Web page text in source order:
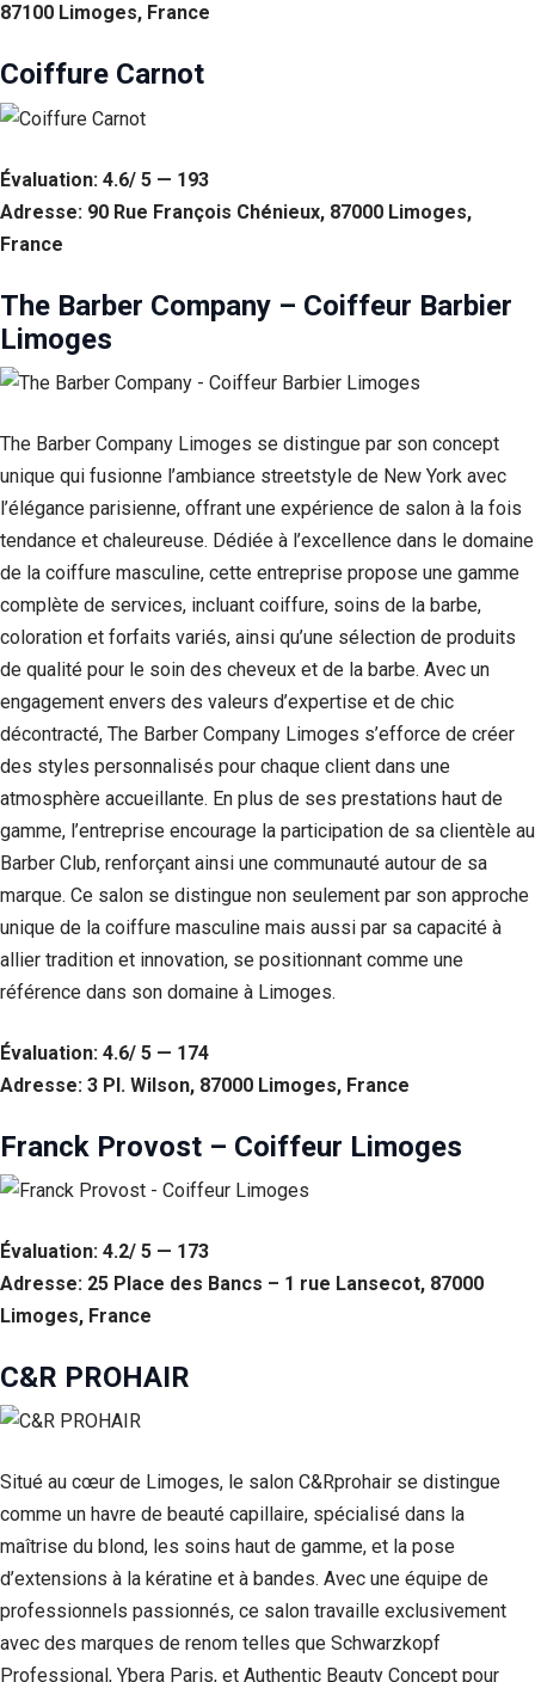
87100 Limoges, France
Coiffure Carnot
Évaluation: 4.6/ 5 — 193
Adresse: 90 Rue François Chénieux, 87000 Limoges,
France
The Barber Company – Coiffeur Barbier
Limoges
The Barber Company Limoges se distingue par son concept
unique qui fusionne l’ambiance streetstyle de New York avec
l’élégance parisienne, offrant une expérience de salon à la fois
tendance et chaleureuse. Dédiée à l’excellence dans le domaine
de la coiffure masculine, cette entreprise propose une gamme
complète de services, incluant coiffure, soins de la barbe,
coloration et forfaits variés, ainsi qu’une sélection de produits
de qualité pour le soin des cheveux et de la barbe. Avec un
engagement envers des valeurs d’expertise et de chic
décontracté, The Barber Company Limoges s’efforce de créer
des styles personnalisés pour chaque client dans une
atmosphère accueillante. En plus de ses prestations haut de
gamme, l’entreprise encourage la participation de sa clientèle au
Barber Club, renforçant ainsi une communauté autour de sa
marque. Ce salon se distingue non seulement par son approche
unique de la coiffure masculine mais aussi par sa capacité à
allier tradition et innovation, se positionnant comme une
référence dans son domaine à Limoges.
Évaluation: 4.6/ 5 — 174
Adresse: 3 Pl. Wilson, 87000 Limoges, France
Franck Provost – Coiffeur Limoges
Évaluation: 4.2/ 5 — 173
Adresse: 25 Place des Bancs – 1 rue Lansecot, 87000
Limoges, France
C&R PROHAIR
Situé au cœur de Limoges, le salon C&Rprohair se distingue
comme un havre de beauté capillaire, spécialisé dans la
maîtrise du blond, les soins haut de gamme, et la pose
d’extensions à la kératine et à bandes. Avec une équipe de
professionnels passionnés, ce salon travaille exclusivement
avec des marques de renom telles que Schwarzkopf
Professional, Ybera Paris, et Authentic Beauty Concept pour